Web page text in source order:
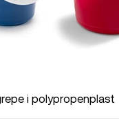
i polypropenplast